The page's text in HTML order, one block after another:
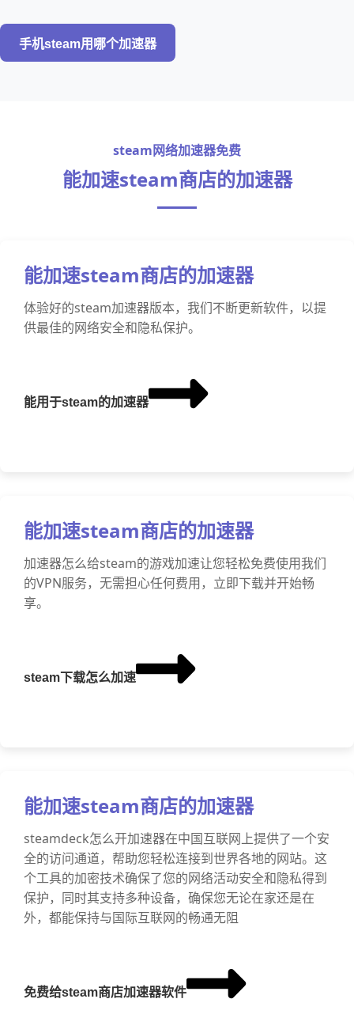
手机steam用哪个加速器
steam网络加速器免费
能加速steam商店的加速器
能加速steam商店的加速器
体验好的steam加速器版本，我们不断更新软件，以提
供最佳的网络安全和隐私保护。
能用于steam的加速器
能加速steam商店的加速器
加速器怎么给steam的游戏加速让您轻松免费使用我们
的VPN服务，无需担心任何费用，立即下载并开始畅
享。
steam下载怎么加速
能加速steam商店的加速器
steamdeck怎么开加速器在中国互联网上提供了一个安
全的访问通道，帮助您轻松连接到世界各地的网站。这
个工具的加密技术确保了您的网络活动安全和隐私得到
保护，同时其支持多种设备，确保您无论在家还是在
外，都能保持与国际互联网的畅通无阻
免费给steam商店加速器软件